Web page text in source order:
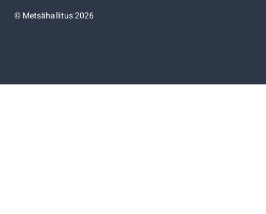
©Metsähallitus 2026